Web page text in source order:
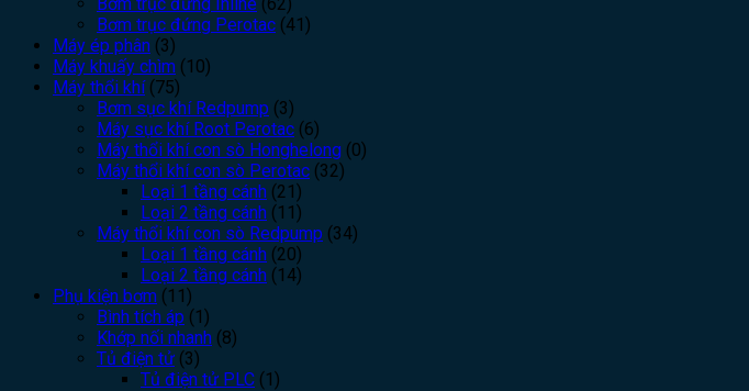
Bơm trục đứng Perotac (41)
Máy ép phân (3)
Máy khuấy chìm (10)
Máy thổi khí (75)
Bơm sục khí Redpump (3)
Máy sục khí Root Perotac (6)
Máy thổi khí con sò Honghelong (0)
Máy thổi khí con sò Perotac (32)
Loại 1 tầng cánh (21)
Loại 2 tầng cánh (11)
Máy thổi khí con sò Redpump (34)
Loại 1 tầng cánh (20)
Loại 2 tầng cánh (14)
Phụ kiện bơm (11)
Bình tích áp (1)
Khớp nối nhanh (8)
Tủ điện tử (3)
Tủ điện tử PLC (1)